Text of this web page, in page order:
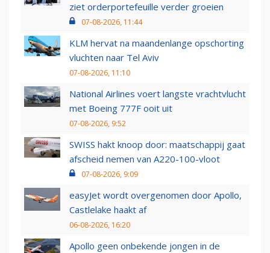
ziet orderportefeuille verder groeien
07-08-2026, 11:44
KLM hervat na maandenlange opschorting
vluchten naar Tel Aviv
07-08-2026, 11:10
National Airlines voert langste vrachtvlucht
met Boeing 777F ooit uit
07-08-2026, 9:52
SWISS hakt knoop door: maatschappij gaat
afscheid nemen van A220-100-vloot
07-08-2026, 9:09
easyJet wordt overgenomen door Apollo,
Castlelake haakt af
06-08-2026, 16:20
Apollo geen onbekende jongen in de